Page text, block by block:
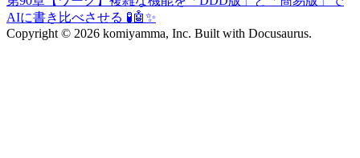
AIに書き比べさせる 🧪🤖✨
Copyright © 2026 komiyamma, Inc. Built with Docusaurus.